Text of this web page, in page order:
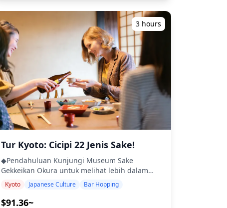
untuk rombongan berdua Silakan pergi sendiri
ke hotel dan check in. Menginap dua malam
termasuk sehari sebelum dan hari festival
Kamar twin standar Sarapan termasuk ALAMAT:
551-Sanno-cho, Takatsuji-agaru, Muromachi-
dori, Shimogyo-ku 600-8424 ## **Cara
Penggunaan** - Harap tunjukkan tiket kertas
Anda kepada petugas di gerbang masuk. -
Setelah Anda memasuki tempat tersebut,
silakan duduk di kursi yang tertera di tiket
Anda. ## **Termasuk** - Tiket kertas - Pamflet
## **Tidak Termasuk** - Transportasi ke
tempat tersebut - Biaya pribadi lainnya ##
**Kebijakan Pembatalan** - Semua penjualan
bersifat final. Wisatawan tidak akan menerima
pengembalian dana apa pun terlepas dari
status pembatalan. ## **Konfirmasi sebelum
memesan** - Yamaboko Junko (Parade) akan
ada pengembalian dana yang akan dilakukan
transportasi umum ・Biaya masuk ・Biaya
pengembangan film dan konversi data
◆Ikhtisar Tur ■Lokasi ・Di mana saja di Kyoto
*Harap diperhatikan bahwa biaya lokasi yang
jauh mungkin berlaku jika tempat yang Anda
pilih jauh dari pusat kota Kyoto. ■Waktu yang
dibutuhkan 1 jam ■Titik pertemuan Titik
pertemuan akan ditentukan berdasarkan lokasi
pemotretan yang Anda pilih. Kami akan
memberi tahu Anda titik pertemuan melalui
obrolan grup Whatsapp, jadi harap tetap
terhubung!
dengan minat Anda, memungkinkan Anda
untuk membenamkan diri dalam budaya dan
pesona kota yang kaya dengan cerita dan
wawasan yang hanya dapat dibagikan oleh
penduduk setempat. ・Ini adalah tur pribadi
yang disesuaikan untuk menyesuaikan minat
dan jadwal Anda ・Pemandu Anda mengatur
pengalaman dan menjelajahi kota bersama
Anda ◆Termasuk ・Pengalaman berjalan kaki
pribadi dan personal yang dipimpin oleh
pemandu lokal Anda ・Penjemputan di hotel
tersedia untuk lokasi pusat berdasarkan
minuman ・Biaya masuk ke atraksi/fasilitas apa
pun ・Biaya transportasi (Tur ini sebagian
besar merupakan pengalaman berjalan kaki;
namun, transportasi umum dapat digunakan
jika diperlukan dengan biaya tambahan.)
3 hours
Tur Kyoto: Cicipi 22 Jenis Sake!
◆Pendahuluan Kunjungi Museum Sake
Gekkeikan Okura untuk melihat lebih dalam
tentang sake, diikuti dengan mencicipi
berbagai jenis sake di bar lokal. Temukan
sejarah, proses pembuatan bir, dan profil rasa
Kyoto Japanese Culture Bar Hopping
$91.36~